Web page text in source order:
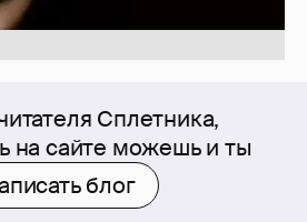
Сплетника,
на сайте можешь и ты
блог